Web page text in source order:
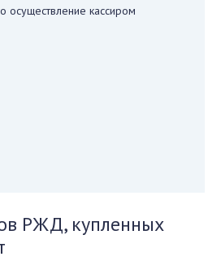
осуществление кассиром
РЖД, купленных